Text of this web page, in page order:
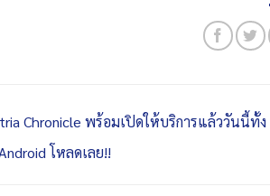
Chronicle พร้อมเปิดให้บริการแล้ววันนี้ทั้ง
โหลดเลย!!